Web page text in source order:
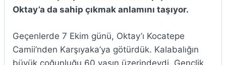
Oktay’a da sahip çıkmak anlamını taşıyor.
Geçenlerde 7 Ekim günü, Oktay’ı Kocatepe
Camii’nden Karşıyaka’ya götürdük. Kalabalığın
büyük çoğunluğu 60 yaşın üzerindeydi. Gençlik